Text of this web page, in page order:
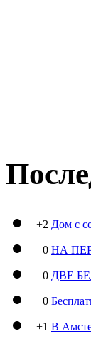
+2 Дом с
0 НА
0 ДВЕ
0
+1 В